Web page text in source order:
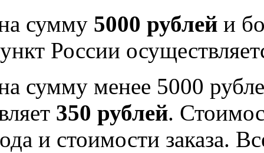
сумму 5000 рублей и
России
сумму менее 5000
350 рублей.
и стоимости заказа.